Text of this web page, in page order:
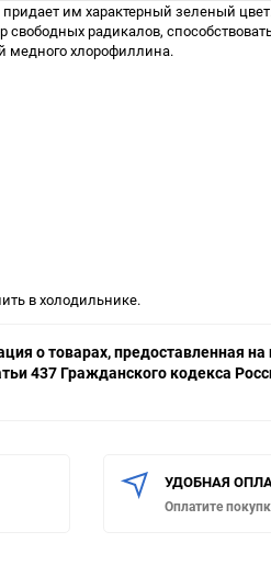
им характерный зеленый
радикалов,
медного хлорофиллина.
в холодильнике.
о товарах, предоставленная
437 Гражданского кодекса
УДОБНАЯ
Оплатите